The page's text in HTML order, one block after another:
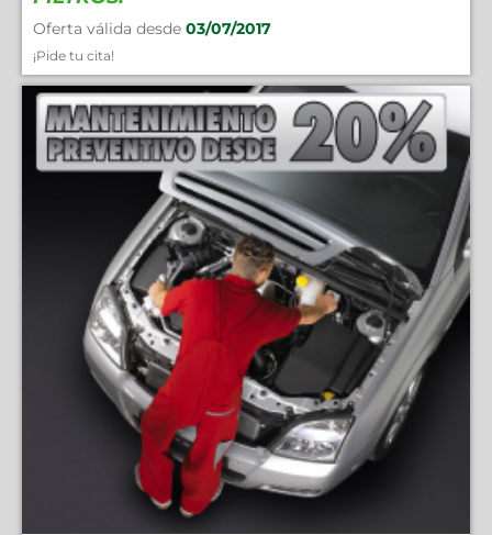
Oferta válida desde 03/07/2017
¡Pide tu cita!